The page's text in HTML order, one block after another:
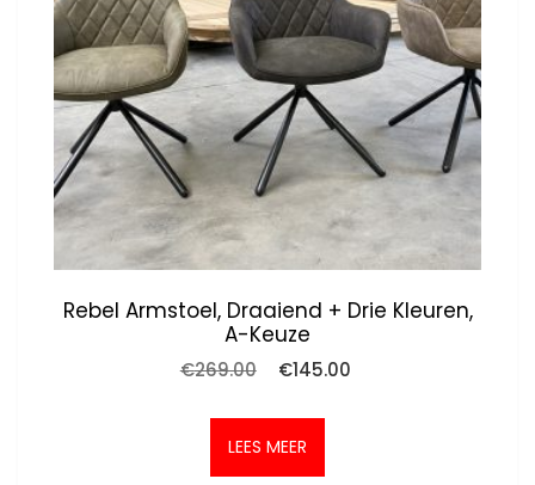
Rebel Armstoel, Draaiend + Drie Kleuren,
A-Keuze
€269.00
Oorspronkelijke
was:
€269.00.
€145.00
LEES MEER